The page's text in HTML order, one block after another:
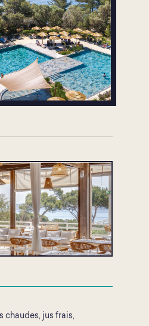
chaudes, jus frais,